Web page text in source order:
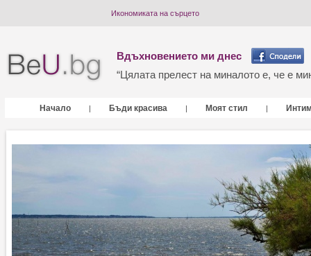
Икономиката на сърцето
Вдъхновението ми днес
“Цялата прелест на миналото е, че е
Начало | Бъди красива | Моят стил |